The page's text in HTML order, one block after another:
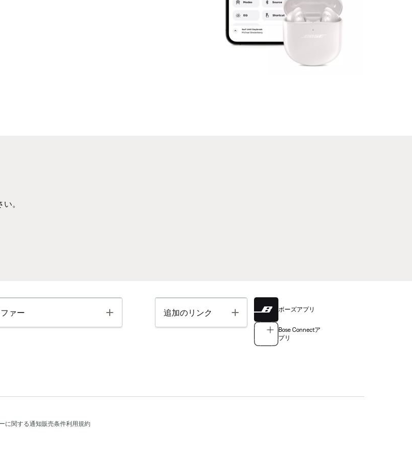
。
ァー Toggle 追加のリンク Toggle ボーズアプリ
Bose Connectア
プリ
に関する通知販売条件利用規約